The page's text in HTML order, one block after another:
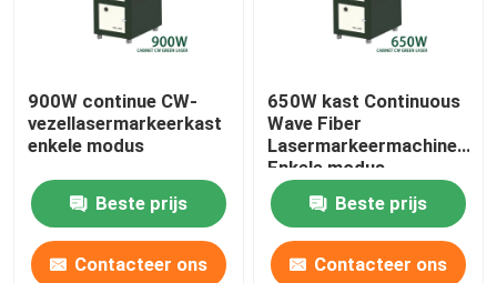
900W continue CW-
vezellasermarkeerkast
enkele modus
Beste prijs
Contacteer ons
650W kast Continuous
Wave Fiber
Lasermarkeermachine
Enkele modus
Beste prijs
Contacteer ons